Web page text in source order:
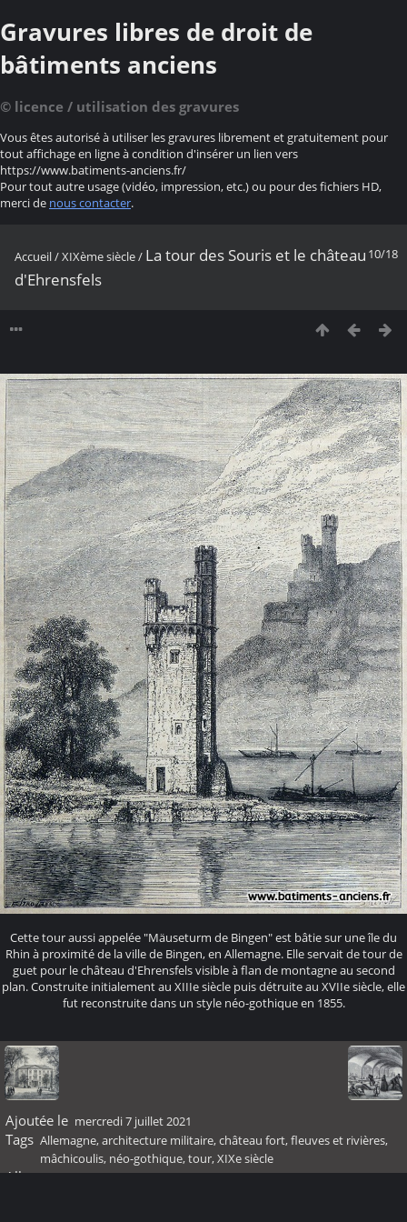
Gravures libres de droit de
bâtiments anciens
© licence / utilisation des gravures
Vous êtes autorisé à utiliser les gravures librement et gratuitement pour
tout affichage en ligne à condition d'insérer un lien vers
https://www.batiments-anciens.fr/
Pour tout autre usage (vidéo, impression, etc.) ou pour des fichiers HD,
merci de nous contacter.
10/18
Accueil/XIXème siècle/ La tour des Souris et le château
d'Ehrensfels
Cette tour aussi appelée "Mäuseturm de Bingen" est bâtie sur une île du
Rhin à proximité de la ville de Bingen, en Allemagne. Elle servait de tour de
guet pour le château d'Ehrensfels visible à flan de montagne au second
plan. Construite initialement au XIIIe siècle puis détruite au XVIIe siècle, elle
fut reconstruite dans un style néo-gothique en 1855.
Ajoutée le mercredi 7 juillet 2021
Tags Allemagne,architecture militaire,château fort,fleuves et rivières,
mâchicoulis, néo-gothique,tour,XIXe siècle
Albums XIXème siècle